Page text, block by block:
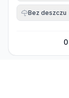
Bez deszczu
0